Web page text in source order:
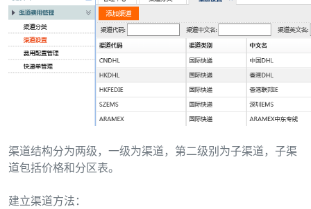
渠道结构分为两级，一级为渠道，第二级别为子渠道，子渠
道包括价格和分区表。
建立渠道方法：